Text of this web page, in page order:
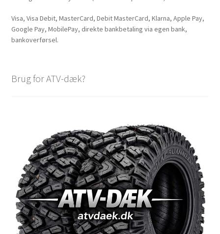
Visa, Visa Debit, MasterCard, Debit MasterCard, Klarna, Apple Pay,
Google Pay, MobilePay, direkte bankbetaling via egen bank,
bankoverførsel.
Brug for ATV-dæk?